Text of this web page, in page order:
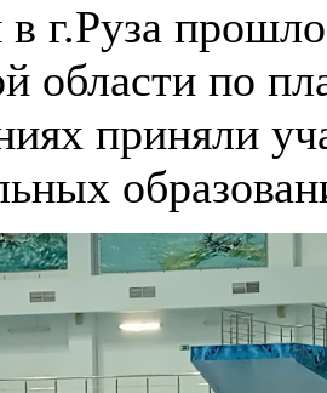
в г.Руза
области по
приняли